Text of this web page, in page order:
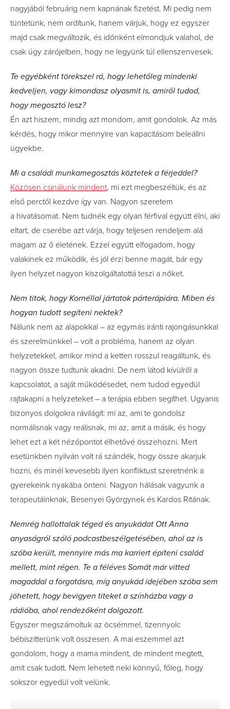
nagyjából februárig nem kapnának fizetést. Mi pedig nem
tüntetünk, nem ordítunk, hanem várjuk, hogy ez egyszer
majd csak megváltozik, és időnként elmondjuk valahol, de
csak úgy zárójelben, hogy ne legyünk túl ellenszenvesek.
Te egyébként törekszel rá, hogy lehetőleg mindenki
kedveljen, vagy kimondasz olyasmit is, amiről tudod,
hogy megosztó lesz?
Én azt hiszem, mindig azt mondom, amit gondolok. Az más
kérdés, hogy mikor mennyire van kapacitásom beleállni
ügyekbe.
Mi a családi munkamegosztás köztetek a férjeddel?
Közösen csinálunk mindent, mi ezt megbeszéltük, és az
első perctől kezdve így van. Nagyon szeretem
a hivatásomat. Nem tudnék egy olyan férfival együtt élni, aki
eltart, de cserébe azt várja, hogy teljesen rendeljem alá
magam az ő életének. Ezzel együtt elfogadom, hogy
valakinek ez működik, és jól érzi benne magát, bár egy
ilyen helyzet nagyon kiszolgáltatottá teszi a nőket.
Nem titok, hogy Kornéllal jártatok párterápiára. ­Miben és
hogyan tudott segíteni nektek?
Nálunk nem az alapokkal – az egymás iránti rajongásunkkal
és szerelmünkkel – volt a probléma, hanem az olyan
helyzetekkel, amikor mind a ketten rosszul reagáltunk, és
nagyon össze tudtunk akadni. De nem látod kívülről a
kapcsolatot, a saját működésedet, nem tudod egyedül
rajtakapni a helyzeteket – a terápia ebben segíthet. Ugyanis
bizonyos dolgokra rávilágít: mi az, ami te gondolsz
normálisnak vagy reálisnak, mi az, amit a másik, és hogy
lehet ezt a két nézőpontot élhetővé összehozni. Mert
esetünkben nyilván volt rá szándék, hogy össze akarjuk
hozni, és minél kevesebb ilyen konfliktust szeretnénk a
gyerekeink nyakába önteni. Nagyon hálásak vagyunk a
terapeutáinknak, ­Besenyei Györgynek és Kardos Ritának.
Nemrég hallottalak téged és anyukádat Ott Anna
anyaságról szóló podcastbeszélgetésében, ahol az is
szóba került, mennyire más ma karriert építeni család
mellett, mint régen. Te a féléves Somát már vitted
magaddal a forgatásra, míg anyukád idejében szóba sem
jöhetett, hogy bevigyen titeket a színházba vagy a
rádióba, ahol rendezőként dolgozott.
Egyszer megszámoltuk az öcsémmel, tizennyolc
bébiszitterünk volt összesen. A mai eszemmel azt
gondolom, hogy a mama mindent, de mindent megtett,
amit csak tudott. Nem lehetett neki könnyű, főleg, hogy
sokszor egyedül volt velünk.